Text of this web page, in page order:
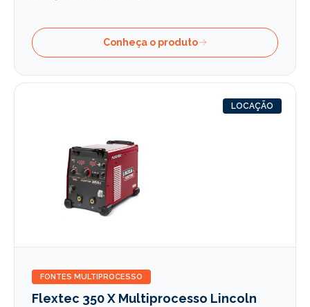
Conheça o produto
LOCAÇÃO
FONTES MULTIPROCESSO
Flextec 350 X Multiprocesso Lincoln